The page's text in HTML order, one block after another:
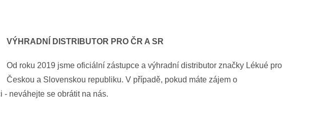
VÝHRADNÍ DISTRIBUTOR PRO ČR A SR
Od roku 2019 jsme oficiální zástupce a výhradní distributor značky Lékué pro
Českou a Slovenskou republiku. V případě, pokud máte zájem o
neváhejte se obrátit na nás.